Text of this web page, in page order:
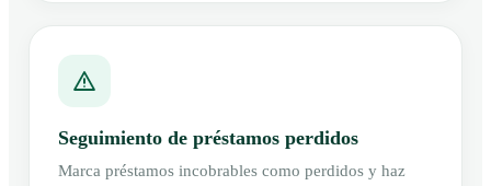
Seguimiento de préstamos perdidos
Marca préstamos incobrables como perdidos y haz